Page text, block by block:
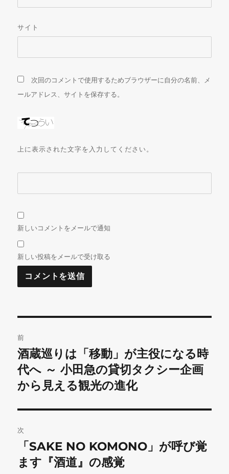
サイト
次回のコメントで使用するためブラウザーに自分の名前、メ
ールアドレス、サイトを保存する。
上に表示された文字を入力してください。
新しいコメントをメールで通知
新しい投稿をメールで受け取る
稿
ナ
ビ
ゲ
ー
シ
前
前
の
投
酒蔵巡りは「移動」が主役になる時
代へ ～ 小田急の貸切タクシー企画
から見える観光の進化
次
次
の
「SAKE NO KOMONO」が呼び覚
ます『酒道』の感覚